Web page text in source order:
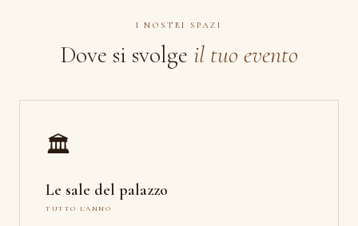
I NOSTRI SPAZI
Dove si svolge il tuo evento
🏛
Le sale del palazzo
TUTTO L'ANNO